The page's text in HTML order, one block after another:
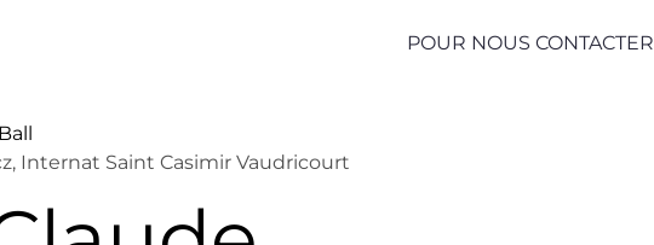
POUR NOUS CONTACTER
Internat Saint Casimir Vaudricourt